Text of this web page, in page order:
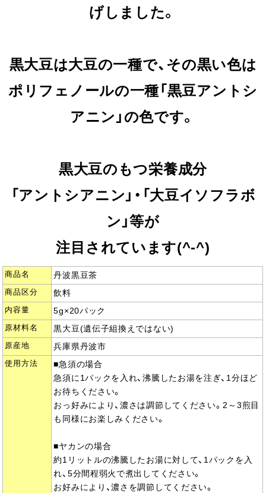
げしました。
黒大豆は大豆の一種で、その黒い色は
ポリフェノールの一種「黒豆アントシ
アニン」の色です。
黒大豆のもつ栄養成分
「アントシアニン」・「大豆イソフラボ
ン」等が
注目されています(^-^)
商品名 丹波黒豆茶
商品区分 飲料
内容量 5g×20パック
原材料名 黒大豆(遺伝子組換えではない)
原産地 兵庫県丹波市
使用方法
■急須の場合
急須に1パックを入れ、沸騰したお湯を注ぎ、1分ほど
お待ちください。
おっ好みにより、濃さは調節してください。2～3煎目
も同様にお楽しみください。
■ヤカンの場合
約1リットルの沸騰したお湯に対して、1パックを入
れ、5分間程弱火で煮出してください。
お好みにより、濃さを調節してください。